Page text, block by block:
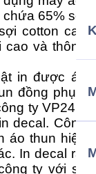
65% sợi
cotton cao
và thông
in được áp
đồng phục.
ty VP24h,
decal. Công
thun hiện
In decal rất
ty với số